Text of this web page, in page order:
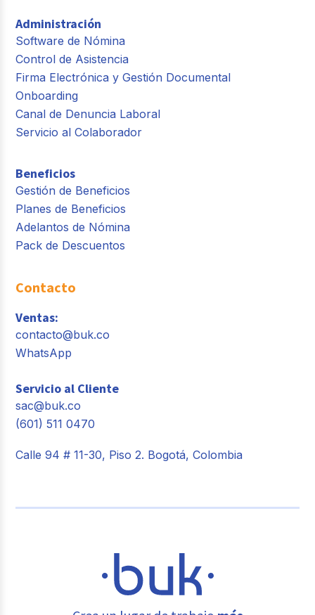
Administración
Software de Nómina
Control de Asistencia
Firma Electrónica y Gestión Documental
Onboarding
Canal de Denuncia Laboral
Servicio al Colaborador
Beneficios
Gestión de Beneficios
Planes de Beneficios
Adelantos de Nómina
Pack de Descuentos
Contacto
Ventas:
contacto@buk.co
WhatsApp
Servicio al Cliente
sac@buk.co
(601) 511 0470
Calle 94 # 11-30, Piso 2. Bogotá, Colombia